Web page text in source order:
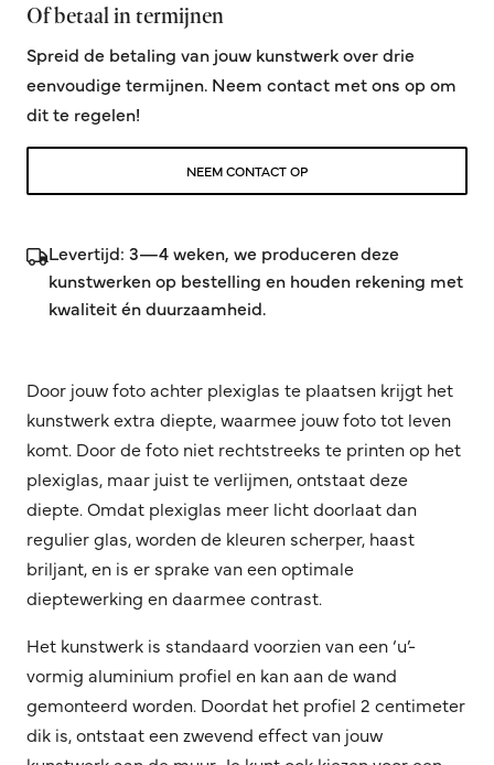
Of betaal in termijnen
Spreid de betaling van jouw kunstwerk over drie
eenvoudige termijnen. Neem contact met ons op om
dit te regelen!
NEEM CONTACT OP
Levertijd: 3—4 weken, we produceren deze
kunstwerken op bestelling en houden rekening met
kwaliteit én duurzaamheid.
Door jouw foto achter plexiglas te plaatsen krijgt het
kunstwerk extra diepte, waarmee jouw foto tot leven
komt. Door de foto niet rechtstreeks te printen op het
plexiglas, maar juist te verlijmen, ontstaat deze
diepte. Omdat plexiglas meer licht doorlaat dan
regulier glas, worden de kleuren scherper, haast
briljant, en is er sprake van een optimale
dieptewerking en daarmee contrast.
Het kunstwerk is standaard voorzien van een ‘u’-
vormig aluminium profiel en kan aan de wand
gemonteerd worden. Doordat het profiel 2 centimeter
dik is, ontstaat een zwevend effect van jouw